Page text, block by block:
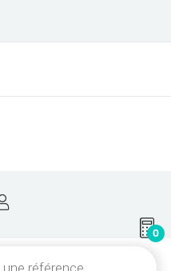
0